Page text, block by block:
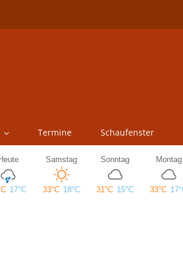
Termine Schaufenster